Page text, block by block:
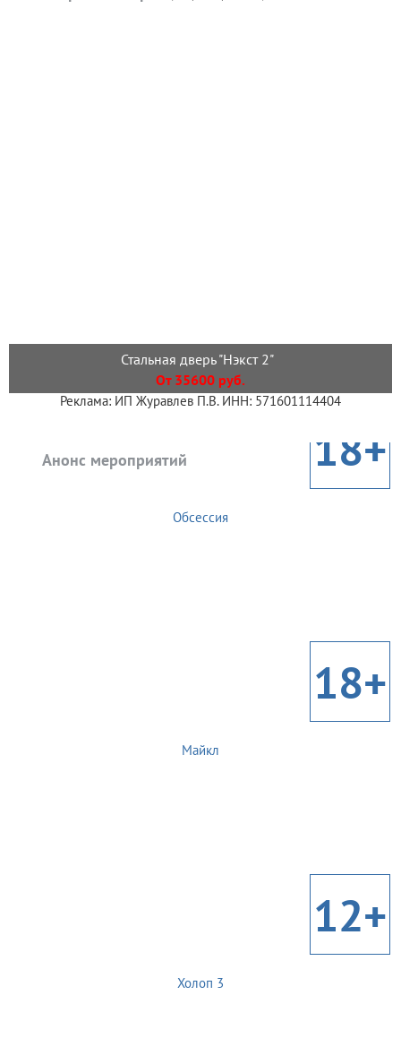
Стальная дверь "Нэкст 2"
От 35600 руб.
Реклама: ИП Журавлев П.В. ИНН: 571601114404
Анонс мероприятий 18+
Обсессия
18+
Майкл
12+
Холоп 3